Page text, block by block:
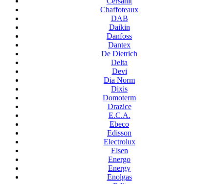
Chaffoteaux
DAB
Daikin
Danfoss
Dantex
De Dietrich
Delta
Devi
Dia Norm
Dixis
Domoterm
Drazice
E.C.A.
Ebeco
Edisson
Electrolux
Elsen
Energo
Energy
Enolgas